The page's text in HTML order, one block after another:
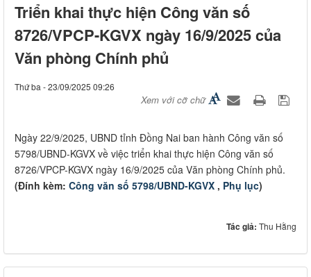
Triển khai thực hiện Công văn số
8726/VPCP-KGVX ngày 16/9/2025 của
Văn phòng Chính phủ
Thứ ba - 23/09/2025 09:26
Xem với cỡ chữ
Ngày 22/9/2025, UBND tỉnh Đồng Nai ban hành Công văn số
5798/UBND-KGVX về việc triển khai thực hiện Công văn số
8726/VPCP-KGVX ngày 16/9/2025 của Văn phòng Chính phủ.
(Đính kèm: Công văn số 5798/UBND-KGVX , Phụ lục)
Tác giả: Thu Hằng